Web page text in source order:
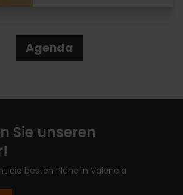
Agenda
Sie unseren
die besten Pläne in Valencia